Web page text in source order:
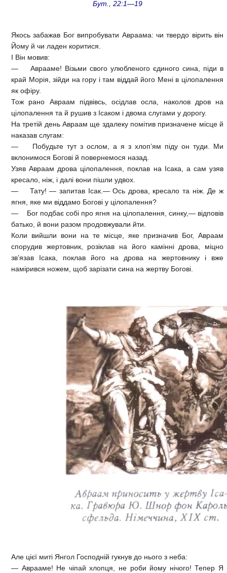
Бут., 22:1—19
Якось забажав Бог випробувати Авраама: чи твердо вірить він
Йому й чи ладен коритися.
І Він мовив:
— Аврааме! Візьми свого улюбленого єдиного сина, піди в
край Морія, зійди на гору і там віддай його Мені в цілопалення
як офіру.
Тож рано Авраам підвівсь, осідлав осла, наколов дров на
цілопалення та й рушив з Ісаком і двома слугами у дорогу.
На третій день Авраам ще здалеку помітив призначене місце й
наказав слугам:
— Побудьте тут з ослом, а я з хлоп’ям піду он туди. Ми
вклонимося Богові й повернемося назад.
Узяв Авраам дрова цілопалення, поклав на Ісака, а сам узяв
кресало, ніж, і далі вони пішли удвох.
— Тату! — запитав Ісак.— Ось дрова, кресало та ніж. Де ж
ягня, яке ми віддамо Богові у цілопалення?
— Бог подбає собі про ягня на цілопалення, синку,— відповів
батько, й вони разом продовжували йти.
Коли вийшли вони на те місце, яке призначив Бог, Авраам
спорудив жертовник, розіклав на його камінні дрова, міцно
зв’язав Ісака, поклав його на дрова на жертовнику і вже
намірився ножем, щоб зарізати сина на жертву Богові.
Але цієї миті Янгол Господній гукнув до нього з неба:
— Аврааме! Не чіпай хлопця, не роби йому нічого! Тепер Я